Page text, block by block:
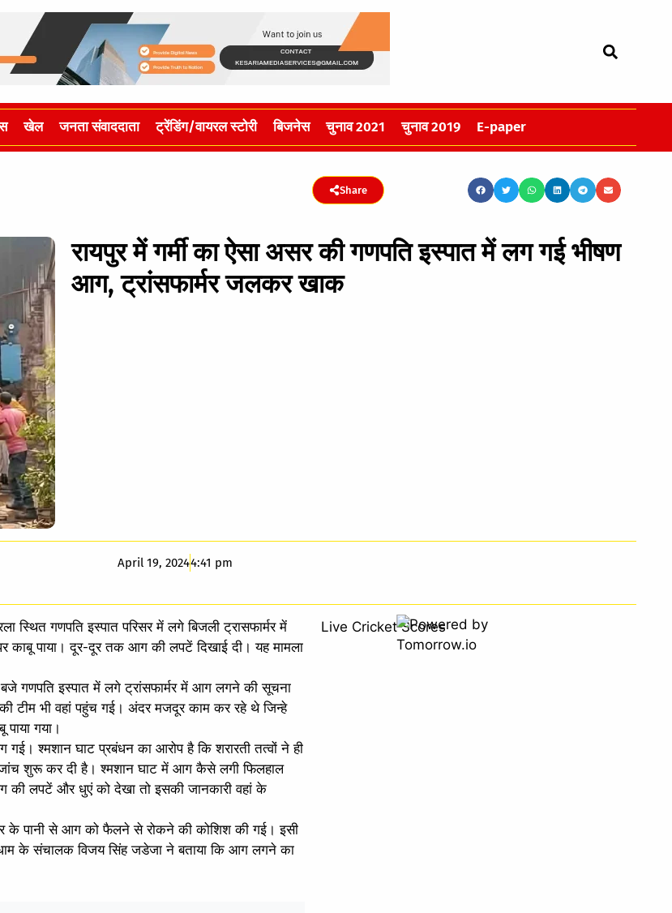
खेल जनता संवाददाता ट्रेंडिंग/वायरल स्टोरी बिजनेस चुनाव 2021 चुनाव 2019 E-paper
Share
रायपुर में गर्मी का ऐसा असर की गणपति इस्पात में लग गई भीषण
आग, ट्रांसफार्मर जलकर खाक
April 19, 20244:41 pm
स्थित गणपति इस्पात परिसर में लगे बिजली ट्रासफार्मर में
पाया। दूर-दूर तक आग की लपटें दिखाई दी। यह मामला
गणपति इस्पात में लगे ट्रांसफार्मर में आग लगने की सूचना
टीम भी वहां पहुंच गई। अंदर मजदूर काम कर रहे थे जिन्हे
गया।
श्मशान घाट प्रबंधन का आरोप है कि शरारती तत्वों ने ही
शुरू कर दी है। श्मशान घाट में आग कैसे लगी फिलहाल
की लपटें और धुएं को देखा तो इसकी जानकारी वहां के
के पानी से आग को फैलने से रोकने की कोशिश की गई। इसी
के संचालक विजय सिंह जडेजा ने बताया कि आग लगने का
Live Cricket Scores